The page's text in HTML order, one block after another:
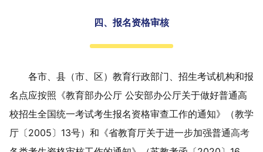
四、报名资格审核
各市、县（市、区）教育行政部门、 招生考试机构和报
名点应按照《教育部办公厅 公安部办公厅关于做好普通高
校招生全国统一考试考生报名资格审查工作的通知》（教学
厅〔2005〕 13号）和《省教育厅关于进一步加强普通高考